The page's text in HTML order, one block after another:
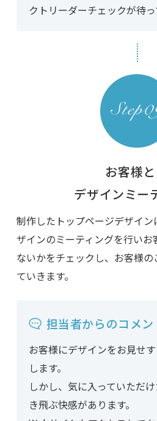
クトリーダーチェックが待っ
お客様
デザインミー
制作したトップページデザイ
ザインのミーティングを行い
ないかをチェックし、お客様
ていきます。
担当者からのコメン
お客様にデザインをお見せ
します。
しかし、気に入っていただ
き飛ぶ快感があります。